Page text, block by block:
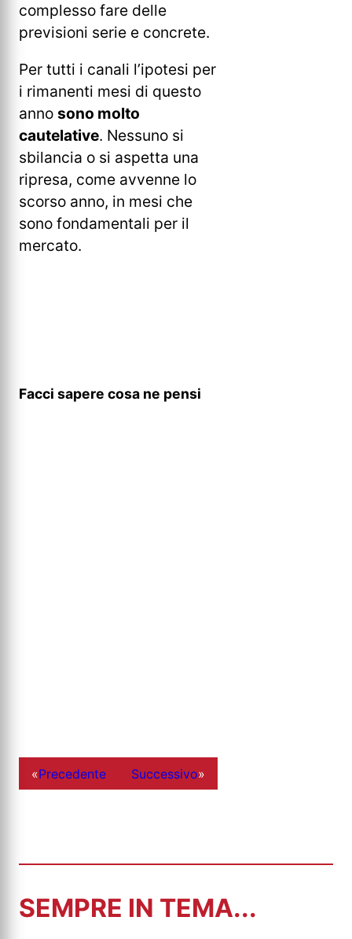
complesso fare delle
previsioni serie e concrete.
Per tutti i canali l’ipotesi per
i rimanenti mesi di questo
anno sono molto
cautelative. Nessuno si
sbilancia o si aspetta una
ripresa, come avvenne lo
scorso anno, in mesi che
sono fondamentali per il
mercato.
Facci sapere cosa ne pensi
«Precedente Successivo»
SEMPRE IN TEMA...